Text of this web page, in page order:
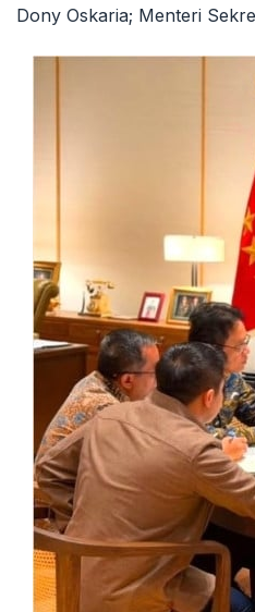
Dony Oskaria; Menteri